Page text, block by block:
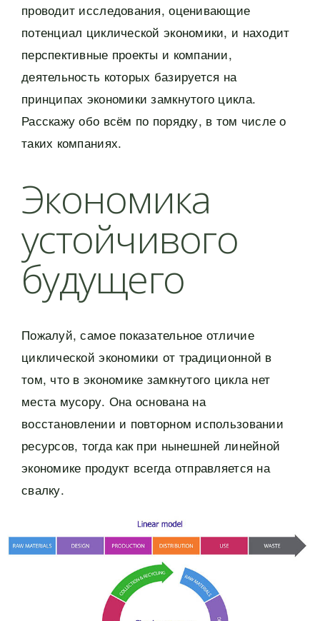
проводит исследования, оценивающие
потенциал циклической экономики, и находит
перспективные проекты и компании,
деятельность которых базируется на
принципах экономики замкнутого цикла.
Расскажу обо всём по порядку, в том числе о
таких компаниях.
Экономика
устойчивого
будущего
Пожалуй, самое показательное отличие
циклической экономики от традиционной в
том, что в экономике замкнутого цикла нет
места мусору. Она основана на
восстановлении и повторном использовании
ресурсов, тогда как при нынешней линейной
экономике продукт всегда отправляется на
свалку.